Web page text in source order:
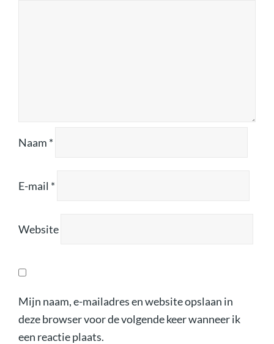
Naam *
E-mail *
Website
Mijn naam, e-mailadres en website opslaan in
deze browser voor de volgende keer wanneer ik
een reactie plaats.